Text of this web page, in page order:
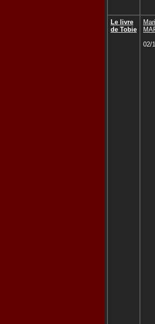
Le livre
de Tobie
02/